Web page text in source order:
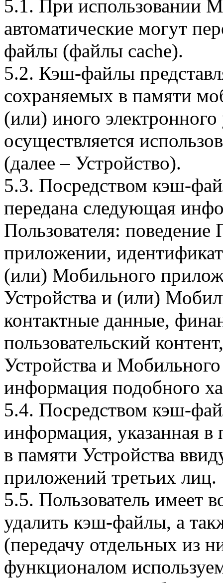
5.1. При использовании
автоматические могут
файлы (файлы cache).
5.2. Кэш-файлы
сохраняемых в памяти
(или) иного электронного
осуществляется
(далее – Устройство).
5.3. Посредством кэш-
передана следующая
Пользователя:
приложении,
(или) Мобильного
Устройства и (или)
контактные данные,
пользовательский
Устройства и
информация подобного
5.4. Посредством кэш-
информация, указанная в
в памяти Устройства
приложений третьих лиц.
5.5. Пользователь имеет
удалить кэш-файлы, а
(передачу отдельных из
функционалом